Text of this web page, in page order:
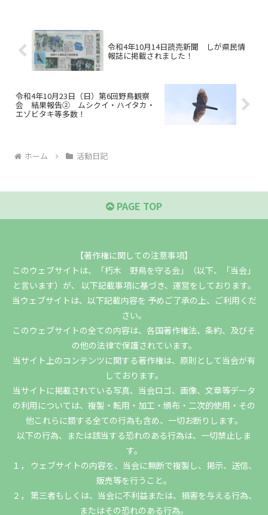
令和4年10月14日読売新聞 しが県民情
報誌に掲載されました！
令和4年10月23日（日）第6回野鳥観察
会 結果報告② ムシクイ・ハイタカ・
エゾビタキ等多数！
ホーム 活動日記
PAGE TOP
【著作権に関しての注意事項】
このウェブサイトは、「朽木 野鳥を守る会」（以下、「当会」
と言います）が、 以下記載事項に基づき、運営をしております。
当ウェブサイトは、以下記載内容を 予めご了承の上、ご利用くだ
さい。
このウェブサイトの全ての内容は、各国著作権法、条約、及びそ
の他の法律で保護されています。
当サイト上のコンテンツに関する著作権は、原則として当会が有
しております。
当サイトに掲載されている写真、当会ロゴ、画像、文章等データ
の利用については、複製・転用・加工・頒布・二次的使用・その
他これらに類する全ての行為も含め、一切お断りします。
以下の行為、または該当する恐れのある行為は、一切禁止しま
す。
１， ウェブサイトの内容を、当会に無断で複製し、掲示、送信、
販売等を行うこと。
２， 第三者もしくは、当会に不利益または、損害を与える行為、
またはその恐れのある行為。